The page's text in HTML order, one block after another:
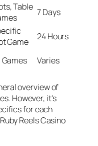
Table 7 Days
Game
24 Hours
Games Varies
overview of
However, it's
for each
Reels Casino